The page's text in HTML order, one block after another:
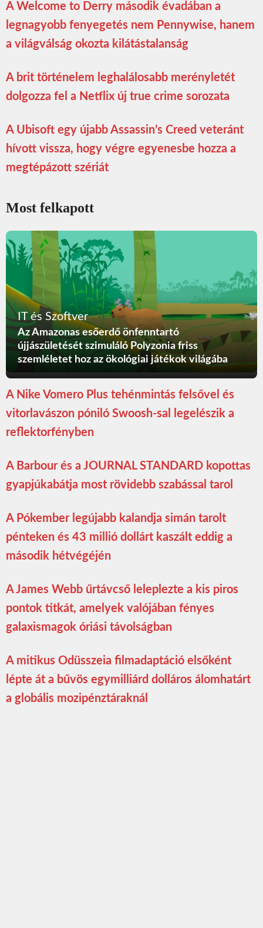
A Welcome to Derry második évadában a
legnagyobb fenyegetés nem Pennywise, hanem
a világválság okozta kilátástalanság
A brit történelem leghalálosabb merényletét
dolgozza fel a Netflix új true crime sorozata
A Ubisoft egy újabb Assassin’s Creed veteránt
hívott vissza, hogy végre egyenesbe hozza a
megtépázott szériát
Most felkapott
IT és Szoftver
Az Amazonas esőerdő önfenntartó
újjászületését szimuláló Polyzonia friss
szemléletet hoz az ökológiai játékok világába
A Nike Vomero Plus tehénmintás felsővel és
vitorlavászon póniló Swoosh-sal legelészik a
reflektorfényben
A Barbour és a JOURNAL STANDARD kopottas
gyapjúkabátja most rövidebb szabással tarol
A Pókember legújabb kalandja simán tarolt
pénteken és 43 millió dollárt kaszált eddig a
második hétvégéjén
A James Webb űrtávcső leleplezte a kis piros
pontok titkát, amelyek valójában fényes
galaxismagok óriási távolságban
A mitikus Odüsszeia filmadaptáció elsőként
lépte át a bűvös egymilliárd dolláros álomhatárt
a globális mozipénztáraknál